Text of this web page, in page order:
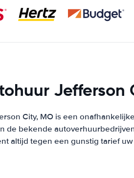
Jefferson
City, MO is een
de bekende
altijd tegen een gunstig tarief